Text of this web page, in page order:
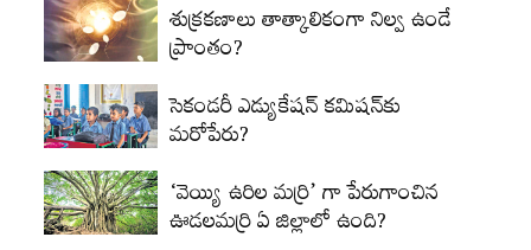
శుక్రకణాలు తాత్కాలికంగా నిల్వ ఉండే
ప్రాంతం?
సెకండరీ ఎడ్యుకేషన్‌ కమిషన్‌కు
మరోపేరు?
‘వెయ్యి ఉరిల మర్రి’ గా పేరుగాంచిన
ఊడలమర్రి ఏ జిల్లాలో ఉంది?